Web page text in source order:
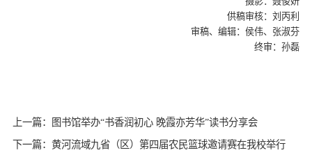
供稿审核：刘丙利
审稿、编辑：侯伟、张淑芬
终审：孙磊
上一篇：图书馆举办“书香润初心 晚霞亦芳华”读书分享会
下一篇：黄河流域九省（区）第四届农民篮球邀请赛在我校举行